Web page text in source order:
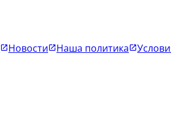
Новости Наша политика